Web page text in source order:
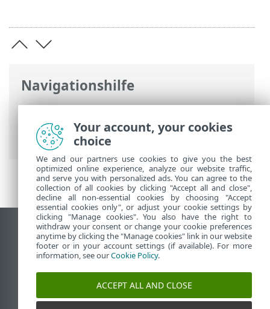
Navigationshilfe
ESET Online-Hilfe>ESET Smart Security
Premium
>Erweiterte Einstellungen>
Verbindung
Desktop-Site anzeigen
End of Life
ESET Knowledgebase
ESET-Forum
ESET Status Portal
Your account, your cookies
choice
We and our partners use cookies to give you the best
optimized online experience, analyze our website traffic,
and serve you with personalized ads. You can agree to the
collection of all cookies by clicking "Accept all and close",
decline all non-essential cookies by choosing "Accept
essential cookies only", or adjust your cookie settings by
clicking "Manage cookies". You also have the right to
withdraw your consent or change your cookie preferences
anytime by clicking the "Manage cookies" link in our website
footer or in your account settings (if available). For more
information, see ourCookie Policy.
ACCEPT ALL AND CLOSE